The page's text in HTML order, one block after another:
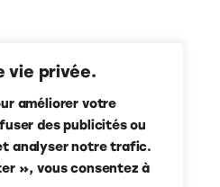
vie privée.
améliorer votre
des publicités ou
analyser notre trafic.
», vous consentez à